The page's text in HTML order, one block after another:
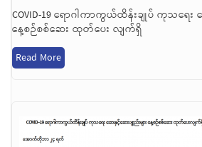
COVID-19 ရောဂါကာကွယ်ထိန်းချုပ် ကုသရေး ဆ
နေ့စဉ်စစ်ဆေး ထုတ်ပေး လျက်ရှိ
Read More